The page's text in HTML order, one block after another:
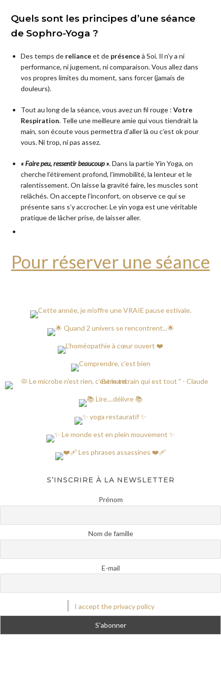
Quels sont les principes d’une séance
de Sophro-Yoga ?
Des temps de relianceet de présenceà Soi. Il n’y a ni
performance, ni jugement, ni comparaison. Vous allez dans
vos propres limites du moment, sans forcer (jamais de
douleurs).
Tout au long de la séance, vous avez un fil rouge : Votre
Respiration. Telle une meilleure amie qui vous tiendrait la
main, son écoute vous permettra d’aller là ou c’est ok pour
vous. Ni trop, ni pas assez.
« Faire peu, ressentir beaucoup ». Dans la partie Yin Yoga, on
cherche l’étirement profond, l’immobilité, la lenteur et le
ralentissement. On laisse la gravité faire, les muscles sont
relâchés. On accepte l’inconfort, on observe ce qui se
présente sans s’y accrocher. Le yin yoga est une véritable
pratique de lâcher prise, de laisser aller.
Pour réserver une séance
S’INSCRIRE À LA NEWSLETTER
Prénom
Nom de famille
E-mail
I accept the privacy policy